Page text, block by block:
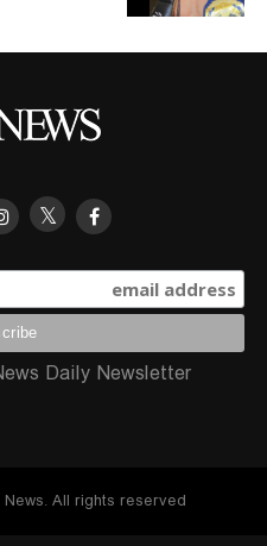
Daily Newsletter
All rights reserved!